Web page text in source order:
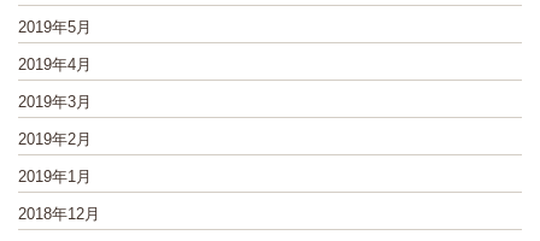
2019年5月
2019年4月
2019年3月
2019年2月
2019年1月
2018年12月